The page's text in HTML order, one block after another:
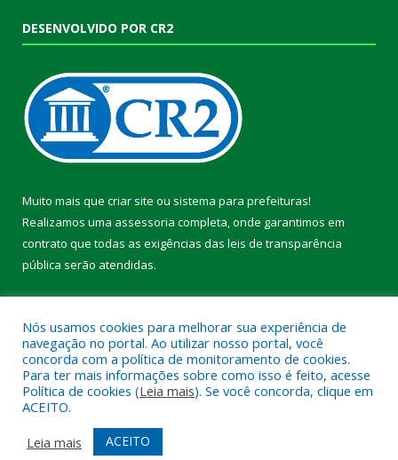
DESENVOLVIDO POR CR2
Muito mais que criar site ou sistema para prefeituras!
Realizamos uma assessoria completa, onde garantimos em
contrato que todas as exigências das leis de transparência
pública serão atendidas.
Todos os direitos reservados a Prefeitura Municipal de Pacajá.
Mapa do Site
Acessar Área Administrativa
Acessar Webmail
Nós usamos cookies para melhorar sua experiência de
navegação no portal. Ao utilizar nosso portal, você
concorda com a política de monitoramento de cookies.
Para ter mais informações sobre como isso é feito, acesse
Política de cookies (Leia mais). Se você concorda, clique em
ACEITO.
Leia mais
ACEITO